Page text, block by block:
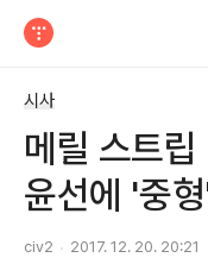
시사
메릴 스트립
윤선에 '중
civ2 2017. 12. 20. 20:21